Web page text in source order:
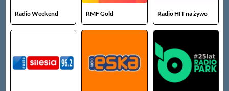
Radio Weekend RMF Gold Radio HIT na żywo